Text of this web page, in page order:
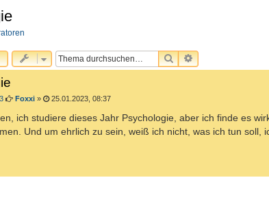
SUCHEERWEITERTE
B
i
r
Foxxi» 25.01.2023, 08:37
ich studiere dieses Jahr Psychologie, aber ich finde es
Und um ehrlich zu sein, weiß ich nicht, was ich tun soll,